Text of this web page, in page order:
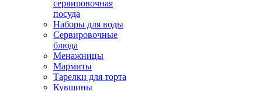
сервировочная
посуда
Наборы для воды
Сервировочные
блюда
Менажницы
Мармиты
Тарелки для торта
Кувшины